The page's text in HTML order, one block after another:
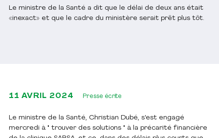
Le ministre de la Santé a dit que le délai de deux ans était
«inexact» et que le cadre du ministère serait prêt plus tôt.
11 AVRIL 2024 Presse écrite
Le ministre de la Santé, Christian Dubé, s'est engagé
mercredi à " trouver des solutions " à la précarité financière